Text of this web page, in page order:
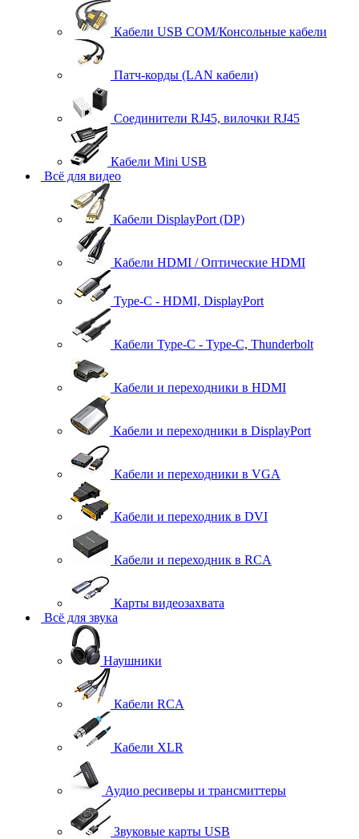
Кабели USB COM/Консольные кабели
Патч-корды (LAN кабели)
Соединители RJ45, вилочки RJ45
Кабели Mini USB
Всё для видео
Кабели DisplayPort (DP)
Кабели HDMI / Оптические HDMI
Type-C - HDMI, DisplayPort
Кабели Type-C - Type-C, Thunderbolt
Кабели и переходники в HDMI
Кабели и переходники в DisplayPort
Кабели и переходники в VGA
Кабели и переходник в DVI
Кабели и переходник в RCA
Карты видеозахвата
Всё для звука
Наушники
Кабели RCA
Кабели XLR
Аудио ресиверы и трансмиттеры
Звуковые карты USB